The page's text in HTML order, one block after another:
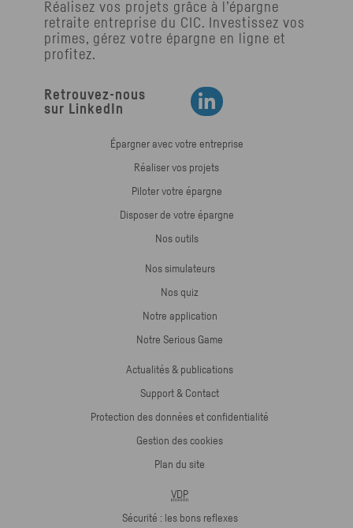
Réalisez vos projets grâce à l’épargne
retraite entreprise du CIC. Investissez vos
primes, gérez votre épargne en ligne et
profitez.
Retrouvez-nous
sur LinkedIn
Retrouvez-nous sur LinkedIn
Épargner avec votre entreprise
Réaliser vos projets
Piloter votre épargne
Disposer de votre épargne
Nos outils
Nos simulateurs
Nos quiz
Notre application
Notre Serious Game
Actualités & publications
Support & Contact
Protection des données et confidentialité
Gestion des cookies
Plan du site
VDP
Sécurité : les bons reflexes